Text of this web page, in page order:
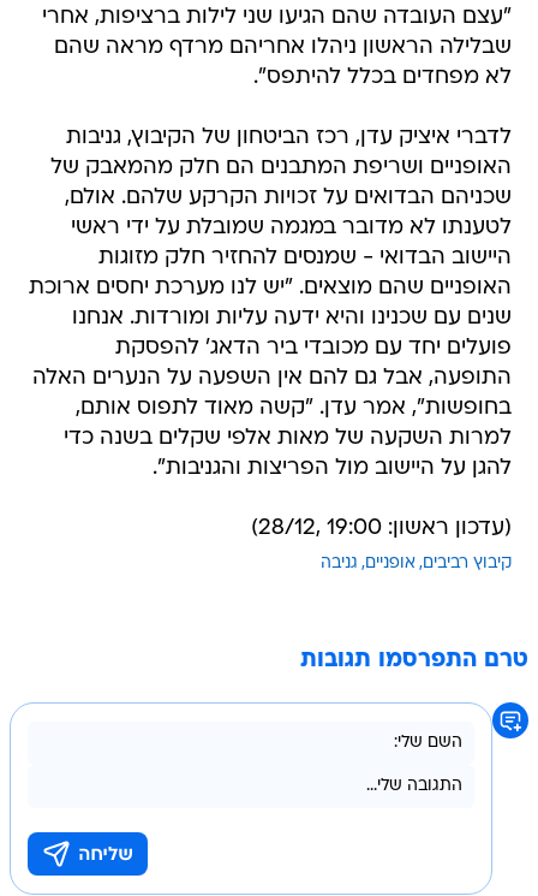
"עצם העובדה שהם הגיעו שני לילות ברציפות, אחרי
שבלילה הראשון ניהלו אחריהם מרדף מראה שהם
לא מפחדים בכלל להיתפס".
לדברי איציק עדן, רכז הביטחון של הקיבוץ, גניבות
האופניים ושריפת המתבנים הם חלק מהמאבק של
שכניהם הבדואים על זכויות הקרקע שלהם. אולם,
לטענתו לא מדובר במגמה שמובלת על ידי ראשי
היישוב הבדואי - שמנסים להחזיר חלק מזוגות
האופניים שהם מוצאים. "יש לנו מערכת יחסים ארוכת
שנים עם שכנינו והיא ידעה עליות ומורדות. אנחנו
פועלים יחד עם מכובדי ביר הדאג' להפסקת
התופעה, אבל גם להם אין השפעה על הנערים האלה
בחופשות", אמר עדן. "קשה מאוד לתפוס אותם,
למרות השקעה של מאות אלפי שקלים בשנה כדי
להגן על היישוב מול הפריצות והגניבות".
(עדכון ראשון: 19:00 ,28/12)
קיבוץ רביבים אופניים גניבה
טרם התפרסמו תגובות